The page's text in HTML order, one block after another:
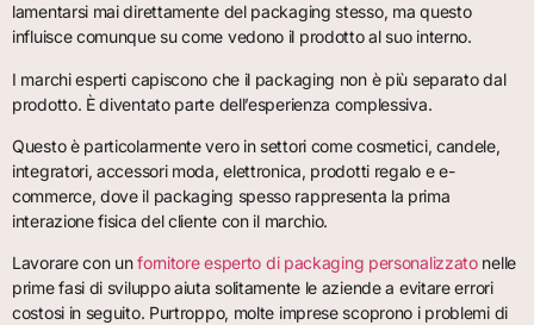
lamentarsi mai direttamente del packaging stesso, ma questo
influisce comunque su come vedono il prodotto al suo interno.
I marchi esperti capiscono che il packaging non è più separato dal
prodotto. È diventato parte dell’esperienza complessiva.
Questo è particolarmente vero in settori come cosmetici, candele,
integratori, accessori moda, elettronica, prodotti regalo e e-
commerce, dove il packaging spesso rappresenta la prima
interazione fisica del cliente con il marchio.
Lavorare con unfornitore esperto di packaging personalizzatonelle
prime fasi di sviluppo aiuta solitamente le aziende a evitare errori
costosi in seguito. Purtroppo, molte imprese scoprono i problemi di